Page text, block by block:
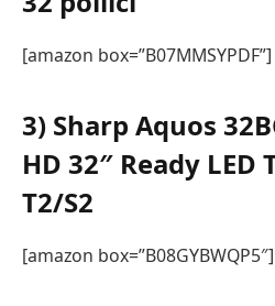
[amazon box=”B07MMSYPDF”]
3) Sharp Aquos
HD 32″ Ready LED
T2/S2
[amazon box=”B08GYBWQP5″]